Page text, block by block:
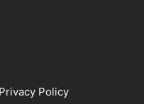
Privacy Policy